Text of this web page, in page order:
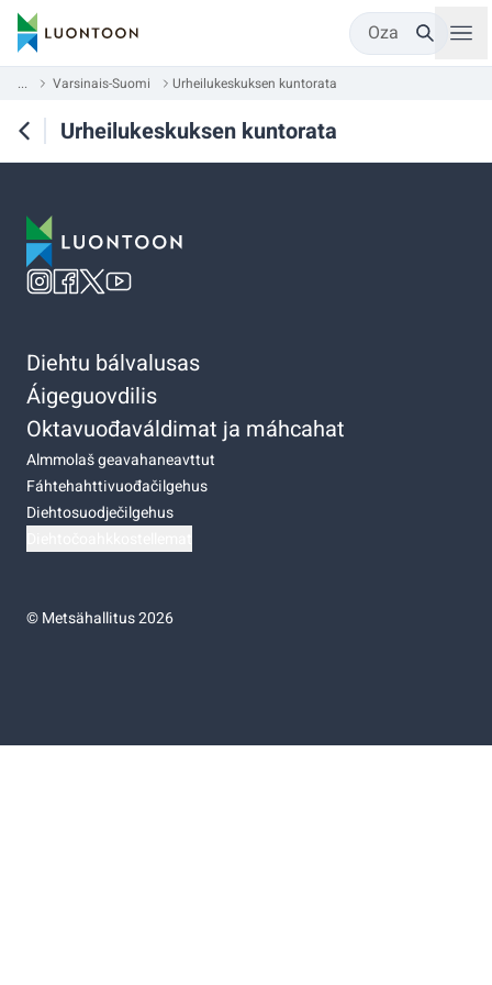
Oza
... Varsinais-Suomi Urheilukeskuksen kuntorata
Urheilukeskuksen kuntorata
Diehtu bálvalusas
Áigeguovdilis
Oktavuođaváldimat ja máhcahat
Almmolaš geavahaneavttut
Fáhtehahttivuođačilgehus
Diehtosuodječilgehus
©Metsähallitus 2026